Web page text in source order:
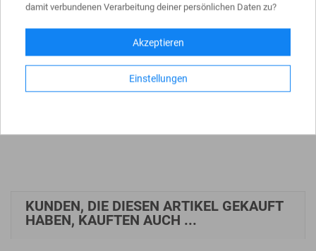
10 m Kunststoffkette, mit 10 Verbindungsgliedern
jeweils 4 in der Kappe integrierte Kettenaufnahmen
Gewicht des Sets: ca. 20,0 kg
max. Aufstelllänge ca. 10 m
KUNDEN, DIE DIESEN ARTIKEL GEKAUFT
HABEN, KAUFTEN AUCH ...
damit verbundenen Verarbeitung deiner persönlichen Daten zu?
Akzeptieren
Einstellungen